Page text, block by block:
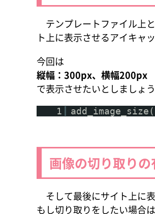
テンプレートファイル上
ト上に表示させるアイキャ
今回は
縦幅：300px、横幅200px
で表示させたいとしましょ
1
画像の切り取りの
そして最後にサイト上に
もし切り取りをしたい場合は